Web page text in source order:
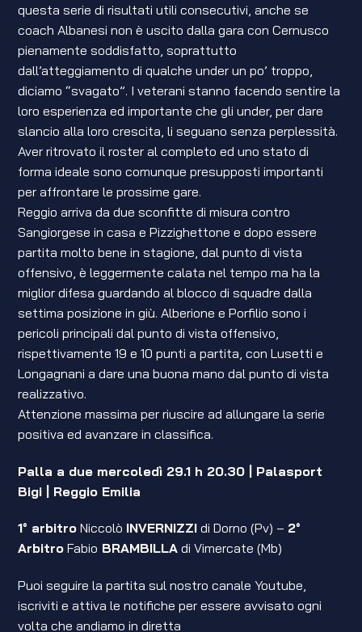
questa serie di risultati utili consecutivi, anche se
coach Albanesi non è uscito dalla gara con Cernusco
pienamente soddisfatto, soprattutto
dall’atteggiamento di qualche under un po’ troppo,
diciamo “svagato”. I veterani stanno facendo sentire la
loro esperienza ed importante che gli under, per dare
slancio alla loro crescita, li seguano senza perplessità.
Aver ritrovato il roster al completo ed uno stato di
forma ideale sono comunque presupposti importanti
per affrontare le prossime gare.
Reggio arriva da due sconfitte di misura contro
Sangiorgese in casa e Pizzighettone e dopo essere
partita molto bene in stagione, dal punto di vista
offensivo, è leggermente calata nel tempo ma ha la
miglior difesa guardando al blocco di squadre dalla
settima posizione in giù. Alberione e Porfilio sono i
pericoli principali dal punto di vista offensivo,
rispettivamente 19 e 10 punti a partita, con Lusetti e
Longagnani a dare una buona mano dal punto di vista
realizzativo.
Attenzione massima per riuscire ad allungare la serie
positiva ed avanzare in classifica.
Palla a due mercoledì 29.1 h 20.30 | Palasport
Bigi | Reggio Emilia
1° arbitro Niccolò INVERNIZZI di Dorno (Pv) – 2°
Arbitro Fabio BRAMBILLA di Vimercate (Mb)
Puoi seguire la partita sul nostro canale Youtube,
iscriviti e attiva le notifiche per essere avvisato ogni
volta che andiamo in diretta